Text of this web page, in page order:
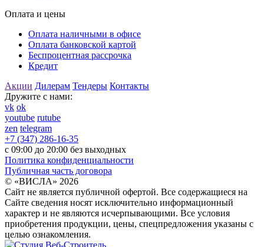
Оплата и цены
Оплата наличными в офисе
Оплата банковской картой
Беспроцентная рассрочка
Кредит
Акции Дилерам Тендеры Контакты
Дружите с нами:
vk ok
youtube rutube
zen telegram
+7 (347) 286-16-35
с 09:00 до 20:00 без выходных
Политика конфиденциальности
Публичная часть договора
© «ВИСЛА» 2026
Сайт не является публичной офертой. Все содержащиеся на
Сайте сведения носят исключительно информационный
характер и не являются исчерпывающими. Все условия
приобретения продукции, цены, спецпредложения указаны с
целью ознакомления.